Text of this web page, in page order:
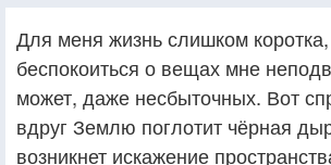
Для меня жизнь слишком
беспокоиться о вещах мне
может, даже несбыточных. Вот
вдруг Землю поглотит чёрная
возникнет искажение